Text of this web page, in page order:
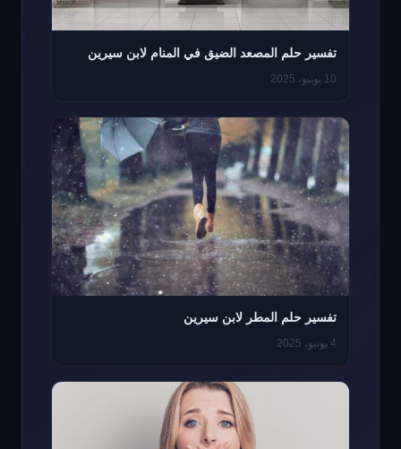
تفسير حلم المصعد الضيق في المنام لابن سيرين
10 يونيو، 2025
تفسير حلم المطر لابن سيرين
4 يونيو، 2025